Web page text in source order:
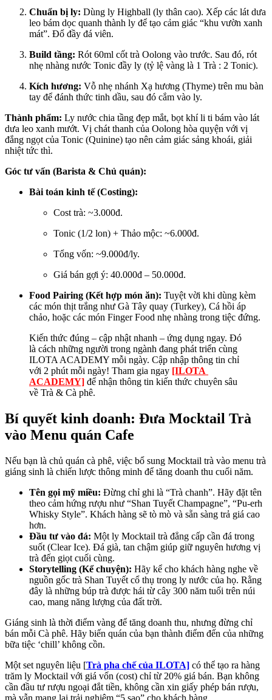
Chuẩn bị ly: Dùng ly Highball (ly thân cao). Xếp các lát dưa
leo bám dọc quanh thành ly để tạo cảm giác “khu vườn xanh
mát”. Đổ đầy đá viên.
Build tầng: Rót 60ml cốt trà Oolong vào trước. Sau đó, rót
nhẹ nhàng nước Tonic đầy ly (tỷ lệ vàng là 1 Trà : 2 Tonic).
Kích hương: Vỗ nhẹ nhánh Xạ hương (Thyme) trên mu bàn
tay để đánh thức tinh dầu, sau đó cắm vào ly.
Thành phẩm: Ly nước chia tầng đẹp mắt, bọt khí li ti bám vào lát
dưa leo xanh mướt. Vị chát thanh của Oolong hòa quyện với vị
đắng ngọt của Tonic (Quinine) tạo nên cảm giác sảng khoái, giải
nhiệt tức thì.
Góc tư vấn (Barista & Chủ quán):
Bài toán kinh tế (Costing):
Cost trà: ~3.000đ.
Tonic (1/2 lon) + Thảo mộc: ~6.000đ.
Tổng vốn: ~9.000đ/ly.
Giá bán gợi ý: 40.000đ – 50.000đ.
Food Pairing (Kết hợp món ăn): Tuyệt vời khi dùng kèm
các món thịt trắng như Gà Tây quay (Turkey), Cá hồi áp
chảo, hoặc các món Finger Food nhẹ nhàng trong tiệc đứng.
Kiến thức đúng – cập nhật nhanh – ứng dụng ngay. Đó
là cách những người trong ngành đang phát triển cùng
ILOTA ACADEMY mỗi ngày. Cập nhập thông tin chỉ
với 2 phút mỗi ngày! Tham gia ngay [ILOTA
ACADEMY] để nhận thông tin kiến thức chuyên sâu
về Trà & Cà phê.
Bí quyết kinh doanh: Đưa Mocktail Trà
vào Menu quán Cafe
Nếu bạn là chủ quán cà phê, việc bổ sung Mocktail trà vào menu trà
giáng sinh là chiến lược thông minh để tăng doanh thu cuối năm.
Tên gọi mỹ miều: Đừng chỉ ghi là “Trà chanh”. Hãy đặt tên
theo cảm hứng rượu như “Shan Tuyết Champagne”, “Pu-erh
Whisky Style”. Khách hàng sẽ tò mò và sẵn sàng trả giá cao
hơn.
Đầu tư vào đá: Một ly Mocktail trà đẳng cấp cần đá trong
suốt (Clear Ice). Đá già, tan chậm giúp giữ nguyên hương vị
trà đến giọt cuối cùng.
Storytelling (Kể chuyện): Hãy kể cho khách hàng nghe về
nguồn gốc trà Shan Tuyết cổ thụ trong ly nước của họ. Rằng
đây là những búp trà được hái từ cây 300 năm tuổi trên núi
cao, mang năng lượng của đất trời.
Giáng sinh là thời điểm vàng để tăng doanh thu, nhưng đừng chỉ
bán mỗi Cà phê. Hãy biến quán của bạn thành điểm đến của những
bữa tiệc ‘chill’ không cồn.
Một set nguyên liệu [Trà pha chế của ILOTA] có thể tạo ra hàng
trăm ly Mocktail với giá vốn (cost) chỉ từ 20% giá bán. Bạn không
cần đầu tư rượu ngoại đắt tiền, không cần xin giấy phép bán rượu,
mà vẫn mang lại trải nghiệm “5 sao” cho khách hàng